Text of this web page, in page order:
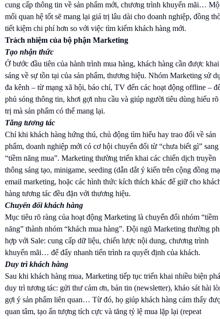
cung cấp thông tin về sản phẩm mới, chương trình khuyến mãi…
mối quan hệ tốt sẽ mang lại giá trị lâu dài cho doanh nghiệp, đồng
tiết kiệm chi phí hơn so với việc tìm kiếm khách hàng mới.
Trách nhiệm của bộ phận Marketing
Tạo nhận thức
Ở bước đầu tiên của hành trình mua hàng, khách hàng cần được khai
sáng về sự tồn tại của sản phẩm, thương hiệu. Nhóm Marketing sử
đa kênh – từ mạng xã hội, báo chí, TV đến các hoạt động offline –
phủ sóng thông tin, khơi gợi nhu cầu và giúp người tiêu dùng hiểu rõ
trị mà sản phẩm có thể mang lại.
Tăng tương tác
Chỉ khi khách hàng hứng thú, chủ động tìm hiểu hay trao đổi về sản
phẩm, doanh nghiệp mới có cơ hội chuyển đổi từ “chưa biết gì” sang
“tiềm năng mua”. Marketing thường triển khai các chiến dịch truyền
thông sáng tạo, minigame, seeding (dẫn dắt ý kiến trên cộng đồng
email marketing, hoặc các hình thức kích thích khác để giữ cho
hàng tương tác đều đặn với thương hiệu.
Chuyển đổi khách hàng
Mục tiêu rõ ràng của hoạt động Marketing là chuyển đổi nhóm “tiềm
năng” thành nhóm “khách mua hàng”. Đội ngũ Marketing thường
hợp với Sale: cung cấp dữ liệu, chiến lược nội dung, chương trình
khuyến mãi… để đẩy nhanh tiến trình ra quyết định của khách.
Duy trì khách hàng
Sau khi khách hàng mua, Marketing tiếp tục triển khai nhiều biện
duy trì tương tác: gửi thư cảm ơn, bản tin (newsletter), khảo sát hài
gợi ý sản phẩm liên quan… Từ đó, họ giúp khách hàng cảm thấy
quan tâm, tạo ấn tượng tích cực và tăng tỷ lệ mua lặp lại (repeat